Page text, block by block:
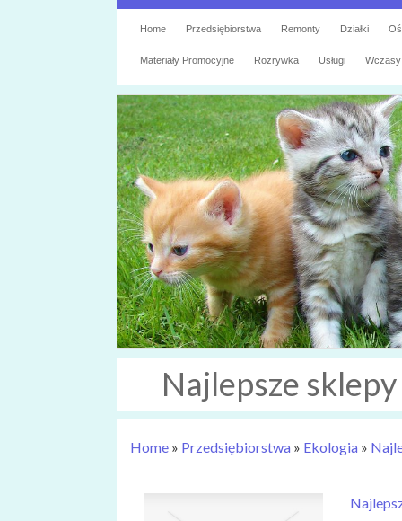
Home Przedsiębiorstwa Remonty Działki
Materiały Promocyjne Rozrywka Usługi Wczasy
Najlepsze
Home » Przedsiębiorstwa » Ekologia »